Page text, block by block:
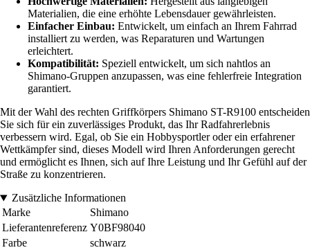
Materialien, die eine erhöhte Lebensdauer gewährleisten.
Einfacher Einbau: Entwickelt, um einfach an Ihrem Fahrrad
installiert zu werden, was Reparaturen und Wartungen
erleichtert.
Kompatibilität: Speziell entwickelt, um sich nahtlos an
Shimano-Gruppen anzupassen, was eine fehlerfreie Integration
garantiert.
Mit der Wahl des rechten Griffkörpers Shimano ST-R9100 entscheiden
Sie sich für ein zuverlässiges Produkt, das Ihr Radfahrerlebnis
verbessern wird. Egal, ob Sie ein Hobbysportler oder ein erfahrener
Wettkämpfer sind, dieses Modell wird Ihren Anforderungen gerecht
und ermöglicht es Ihnen, sich auf Ihre Leistung und Ihr Gefühl auf der
Straße zu konzentrieren.
Zusätzliche Informationen
Marke
Shimano
Lieferantenreferenz Y0BF98040
Farbe
schwarz